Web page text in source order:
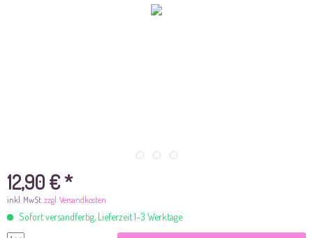
12,90 € *
inkl. MwSt.zzgl. Versandkosten
Sofort versandfertig, Lieferzeit 1-3 Werktage